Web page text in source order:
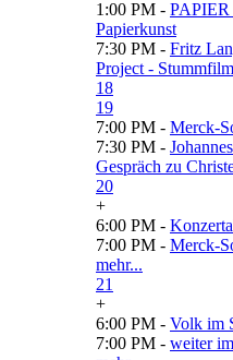
1:00 PM -
Papierkunst
7:30 PM - Fritz
Project -
18
19
7:00 PM - Merck-
7:30 PM -
Gespräch zu
20
+
6:00 PM -
7:00 PM - Merck-
mehr...
21
+
6:00 PM - Volk im
7:00 PM - weiter